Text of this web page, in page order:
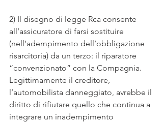
2) Il disegno di legge Rca consente
all’assicuratore di farsi sostituire
(nell’adempimento dell’obbligazione
risarcitoria) da un terzo: il riparatore
“convenzionato” con la Compagnia.
Legittimamente il creditore,
l’automobilista danneggiato, avrebbe il
diritto di rifiutare quello che continua a
integrare un inadempimento